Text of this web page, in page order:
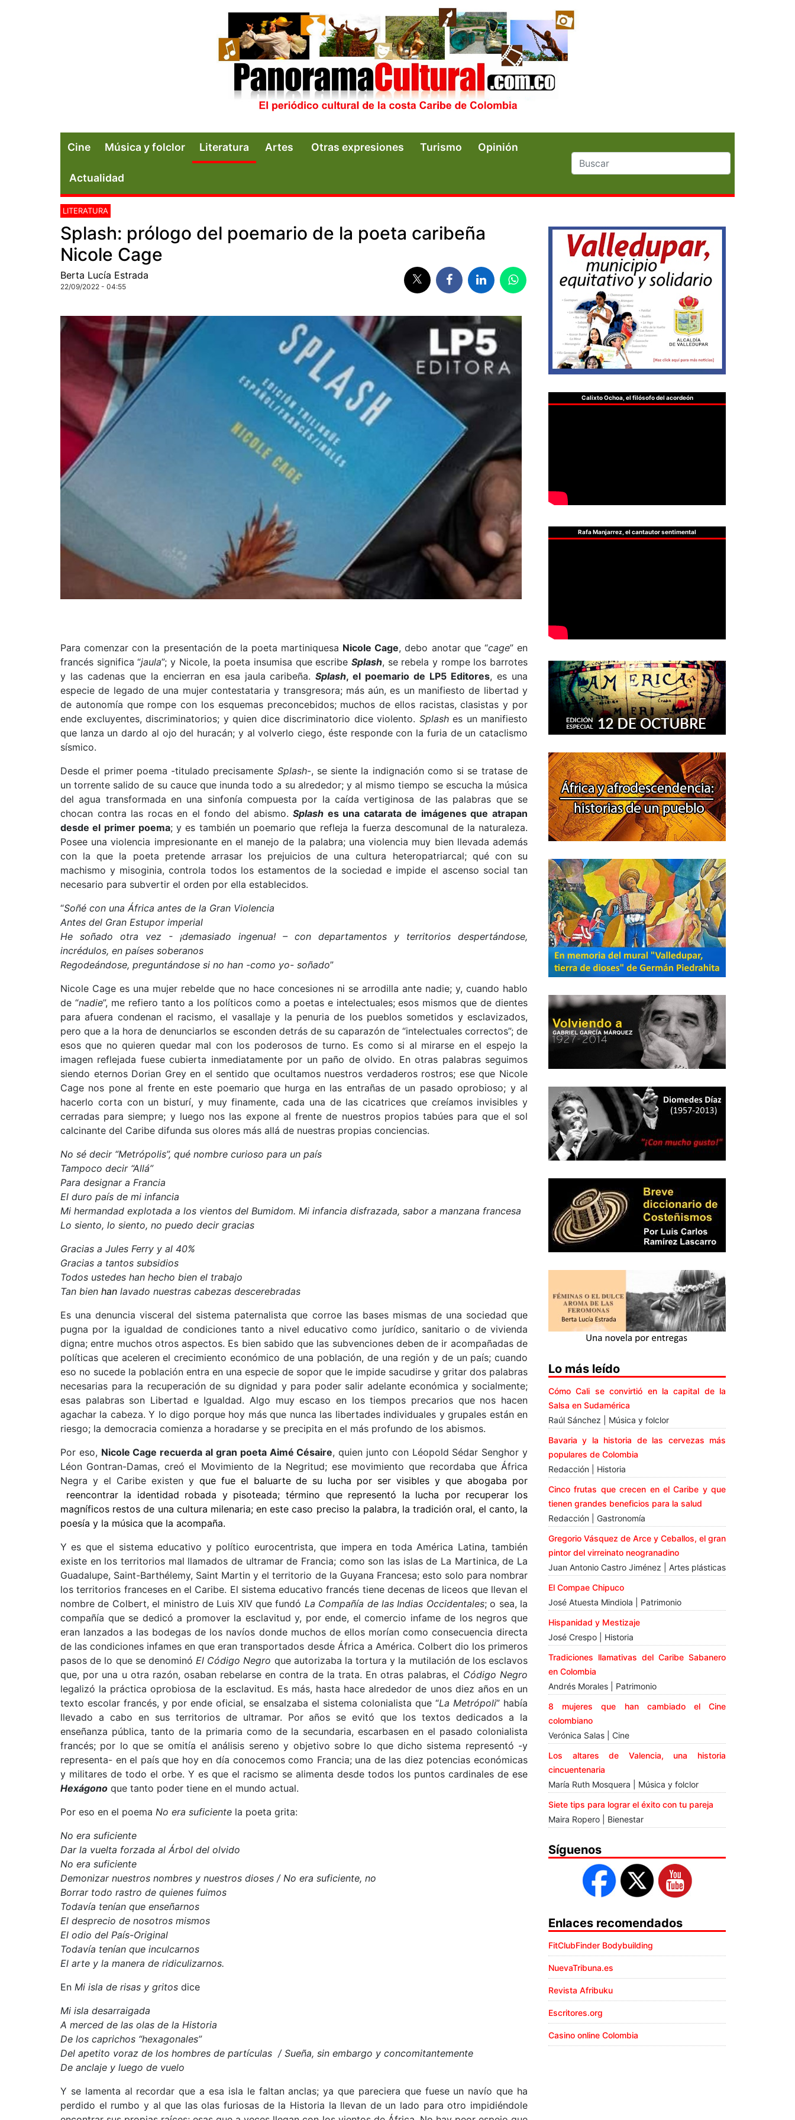
Cine Música y folclor Literatura Artes Otras expresiones Turismo Opinión
Actualidad
LITERATURA
Splash: prólogo del poemario de la poeta caribeña
Nicole Cage
Berta Lucía Estrada
22/09/2022 - 04:55
Para comenzar con la presentación de la poeta martiniquesa Nicole Cage, debo anotar que “cage” en
francés significa “jaula”; y Nicole, la poeta insumisa que escribe Splash, se rebela y rompe los barrotes
y las cadenas que la encierran en esa jaula caribeña. Splash, el poemario de LP5 Editores, es una
especie de legado de una mujer contestataria y transgresora; más aún, es un manifiesto de libertad y
de autonomía que rompe con los esquemas preconcebidos; muchos de ellos racistas, clasistas y por
ende excluyentes, discriminatorios; y quien dice discriminatorio dice violento. Splashes un manifiesto
que lanza un dardo al ojo del huracán; y al volverlo ciego, éste responde con la furia de un cataclismo
sísmico.
Desde el primer poema -titulado precisamente Splash-, se siente la indignación como si se tratase de
un torrente salido de su cauce que inunda todo a su alrededor; y al mismo tiempo se escucha la música
del agua transformada en una sinfonía compuesta por la caída vertiginosa de las palabras que se
chocan contra las rocas en el fondo del abismo.Splash es una catarata de imágenes que atrapan
desde el primer poema; y es también un poemario que refleja la fuerza descomunal de la naturaleza.
Posee una violencia impresionante en el manejo de la palabra; una violencia muy bien llevada además
con la que la poeta pretende arrasar los prejuicios de una cultura heteropatriarcal; qué con su
machismo y misoginia, controla todos los estamentos de la sociedad e impide el ascenso social tan
necesario para subvertir el orden por ella establecidos.
“Soñé con una África antes de la Gran Violencia
Antes del Gran Estupor imperial
He soñado otra vez - ¡demasiado ingenua! – con departamentos y territorios despertándose,
incrédulos, en países soberanos
Regodeándose, preguntándose si no han -como yo- soñado”
Nicole Cage es una mujer rebelde que no hace concesiones ni se arrodilla ante nadie; y, cuando hablo
de “nadie”, me refiero tanto a los políticos como a poetas e intelectuales; esos mismos que de dientes
para afuera condenan el racismo, el vasallaje y la penuria de los pueblos sometidos y esclavizados,
pero que a la hora de denunciarlos se esconden detrás de su caparazón de “intelectuales correctos”; de
esos que no quieren quedar mal con los poderosos de turno. Es como si al mirarse en el espejo la
imagen reflejada fuese cubierta inmediatamente por un paño de olvido. En otras palabras seguimos
siendo eternos Dorian Grey en el sentido que ocultamos nuestros verdaderos rostros; ese que Nicole
Cage nos pone al frente en este poemario que hurga en las entrañas de un pasado oprobioso; y al
hacerlo corta con un bisturí, y muy finamente, cada una de las cicatrices que creíamos invisibles y
cerradas para siempre; y luego nos las expone al frente de nuestros propios tabúes para que el sol
calcinante del Caribe difunda sus olores más allá de nuestras propias conciencias.
No sé decir “Metrópolis”, qué nombre curioso para un país
Tampoco decir “Allá”
Para designar a Francia
El duro país de mi infancia
Mi hermandad explotada a los vientos del Bumidom. Mi infancia disfrazada, sabor a manzana francesa
Lo siento, lo siento, no puedo decir gracias
Gracias a Jules Ferry y al 40%
Gracias a tantos subsidios
Todos ustedes han hecho bien el trabajo
Tan bien han lavado nuestras cabezas descerebradas
Es una denuncia visceral del sistema paternalista que corroe las bases mismas de una sociedad que
pugna por la igualdad de condiciones tanto a nivel educativo como jurídico, sanitario o de vivienda
digna; entre muchos otros aspectos. Es bien sabido que las subvenciones deben de ir acompañadas de
políticas que aceleren el crecimiento económico de una población, de una región y de un país; cuando
eso no sucede la población entra en una especie de sopor que le impide sacudirse y gritar dos palabras
necesarias para la recuperación de su dignidad y para poder salir adelante económica y socialmente;
esas palabras son Libertad e Igualdad. Algo muy escaso en los tiempos precarios que nos hacen
agachar la cabeza. Y lo digo porque hoy más que nunca las libertades individuales y grupales están en
riesgo; la democracia comienza a horadarse y se precipita en el más profundo de los abismos.
Por eso, Nicole Cage recuerda al gran poeta Aimé Césaire, quien junto con Léopold Sédar Senghor y
Léon Gontran-Damas, creó el Movimiento de la Negritud; ese movimiento que recordaba que África
Negra y el Caribe existen y que fue el baluarte de su lucha por ser visibles y que abogaba por
reencontrar la identidad robada y pisoteada; término que representó la lucha por recuperar los
magníficos restos de una cultura milenaria; en este caso preciso la palabra, la tradición oral, el canto, la
poesía y la música que la acompaña.
Y es que el sistema educativo y político eurocentrista, que impera en toda América Latina, también
existe en los territorios mal llamados de ultramar de Francia; como son las islas de La Martinica, de La
Guadalupe, Saint-Barthélemy, Saint Martin y el territorio de la Guyana Francesa; esto solo para nombrar
los territorios franceses en el Caribe. El sistema educativo francés tiene decenas de liceos que llevan el
nombre de Colbert, el ministro de Luis XIV que fundó La Compañía de las Indias Occidentales; o sea, la
compañía que se dedicó a promover la esclavitud y, por ende, el comercio infame de los negros que
eran lanzados a las bodegas de los navíos donde muchos de ellos morían como consecuencia directa
de las condiciones infames en que eran transportados desde África a América. Colbert dio los primeros
pasos de lo que se denominó El Código Negro que autorizaba la tortura y la mutilación de los esclavos
que, por una u otra razón, osaban rebelarse en contra de la trata. En otras palabras, el Código Negro
legalizó la práctica oprobiosa de la esclavitud. Es más, hasta hace alrededor de unos diez años en un
texto escolar francés, y por ende oficial, se ensalzaba el sistema colonialista que “La Metrópoli” había
llevado a cabo en sus territorios de ultramar. Por años se evitó que los textos dedicados a la
enseñanza pública, tanto de la primaria como de la secundaria, escarbasen en el pasado colonialista
francés; por lo que se omitía el análisis sereno y objetivo sobre lo que dicho sistema representó -y
representa- en el país que hoy en día conocemos como Francia; una de las diez potencias económicas
y militares de todo el orbe. Y es que el racismo se alimenta desde todos los puntos cardinales de ese
Hexágono que tanto poder tiene en el mundo actual.
Por eso en el poema No era suficiente la poeta grita:
No era suficiente
Dar la vuelta forzada al Árbol del olvido
No era suficiente
Demonizar nuestros nombres y nuestros dioses / No era suficiente, no
Borrar todo rastro de quienes fuimos
Todavía tenían que enseñarnos
El desprecio de nosotros mismos
El odio del País-Original
Todavía tenían que inculcarnos
El arte y la manera de ridiculizarnos.
En Mi isla de risas y gritos dice
Mi isla desarraigada
A merced de las olas de la Historia
De los caprichos “hexagonales”
Del apetito voraz de los hombres de partículas / Sueña, sin embargo y concomitantemente
De anclaje y luego de vuelo
Y se lamenta al recordar que a esa isla le faltan anclas; ya que pareciera que fuese un navío que ha
perdido el rumbo y al que las olas furiosas de la Historia la llevan de un lado para otro impidiéndole
Calixto Ochoa, el filósofo del acordeón
Rafa Manjarrez, el cantautor sentimental
Lo más leído
Cómo Cali se convirtió en la capital de la
Salsa en Sudamérica
Raúl Sánchez | Música y folclor
Bavaria y la historia de las cervezas más
populares de Colombia
Redacción | Historia
Cinco frutas que crecen en el Caribe y que
tienen grandes beneficios para la salud
Redacción | Gastronomía
Gregorio Vásquez de Arce y Ceballos, el gran
pintor del virreinato neogranadino
Juan Antonio Castro Jiménez | Artes plásticas
El Compae Chipuco
José Atuesta Mindiola | Patrimonio
Hispanidad y Mestizaje
José Crespo | Historia
Tradiciones llamativas del Caribe Sabanero
en Colombia
Andrés Morales | Patrimonio
8 mujeres que han cambiado el Cine
colombiano
Verónica Salas | Cine
Los altares de Valencia, una historia
cincuentenaria
María Ruth Mosquera | Música y folclor
Siete tips para lograr el éxito con tu pareja
Maira Ropero | Bienestar
Síguenos
Enlaces recomendados
FitClubFinder Bodybuilding
NuevaTribuna.es
Revista Afribuku
Escritores.org
Casino online Colombia